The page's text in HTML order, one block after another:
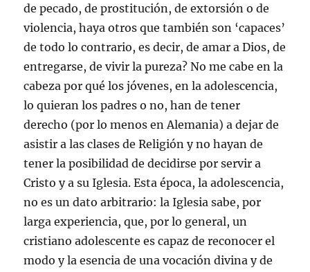
de pecado, de prostitución, de extorsión o de
violencia, haya otros que también son ‘capaces’
de todo lo contrario, es decir, de amar a Dios, de
entregarse, de vivir la pureza? No me cabe en la
cabeza por qué los jóvenes, en la adolescencia,
lo quieran los padres o no, han de tener
derecho (por lo menos en Alemania) a dejar de
asistir a las clases de Religión y no hayan de
tener la posibilidad de decidirse por servir a
Cristo y a su Iglesia. Esta época, la adolescencia,
no es un dato arbitrario: la Iglesia sabe, por
larga experiencia, que, por lo general, un
cristiano adolescente es capaz de reconocer el
modo y la esencia de una vocación divina y de